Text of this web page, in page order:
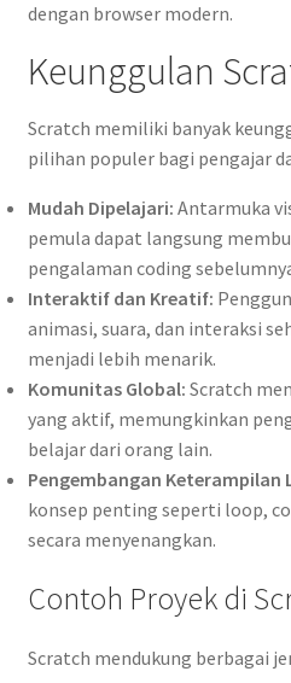
dengan browser modern.
Keunggulan
Scratch memiliki banyak
pilihan populer bagi pengajar
Mudah Dipelajari: Antarmuka
pemula dapat langsung
pengalaman coding
Interaktif dan Kreatif:
animasi, suara, dan interaksi
menjadi lebih menarik.
Komunitas Global: Scratch
yang aktif, memungkinkan
belajar dari orang lain.
Pengembangan Keterampilan
konsep penting seperti loop,
secara menyenangkan.
Contoh Proyek di
Scratch mendukung berbagai